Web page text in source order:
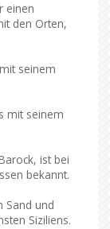
einen
den Orten,
seinem
mit seinem
ist bei
bekannt.
Sand und
Siziliens.